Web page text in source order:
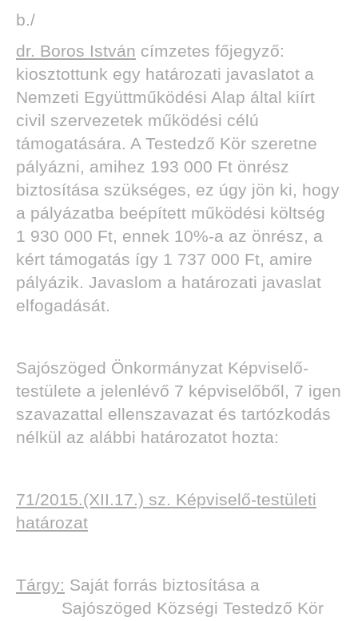
b./
dr. Boros István címzetes főjegyző:
kiosztottunk egy határozati javaslatot a
Nemzeti Együttműködési Alap által kiírt
civil szervezetek működési célú
támogatására. A Testedző Kör szeretne
pályázni, amihez 193 000 Ft önrész
biztosítása szükséges, ez úgy jön ki, hogy
a pályázatba beépített működési költség
1 930 000 Ft, ennek 10%-a az önrész, a
kért támogatás így 1 737 000 Ft, amire
pályázik. Javaslom a határozati javaslat
elfogadását.
Sajószöged Önkormányzat Képviselő-
testülete a jelenlévő 7 képviselőből, 7 igen
szavazattal ellenszavazat és tartózkodás
nélkül az alábbi határozatot hozta:
71/2015.(XII.17.) sz. Képviselő-testületi
határozat
Tárgy: Saját forrás biztosítása a
Sajószöged Községi Testedző Kör